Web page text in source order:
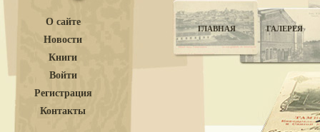
О сайте
Новости
Книги
Войти
Регистрация
Контакты
ГЛАВНАЯ ГАЛЕРЕЯ